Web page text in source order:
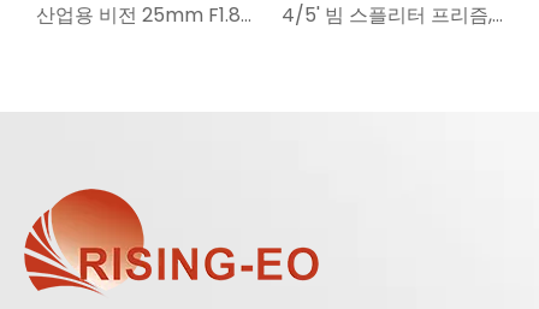
산업용 비전 25mm F1.8을 위한 높은 투과율(>98%) 및 견고한 SWIR 렌즈 4/5' 빔 스플리터 프리즘, T≥31% @ 900-2000nm, NIR-SWIR 이미징용